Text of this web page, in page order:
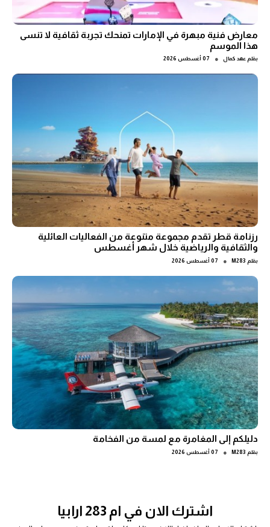
معارض فنية مبهرة في الإمارات تمنحك تجربة ثقافية لا تنسى
هذا الموسم
بقلم عهد كمال ● 07 أغسطس 2026
رزنامة قطر تقدم مجموعة متنوعة من الفعاليات العائلية
والثقافية والرياضية خلال شهر أغسطس
بقلم M283
● 07 أغسطس 2026
دليلكم إلى المغامرة مع لمسة من الفخامة
بقلم M283
● 07 أغسطس 2026
اشترك الان في ام 283 ارابيا